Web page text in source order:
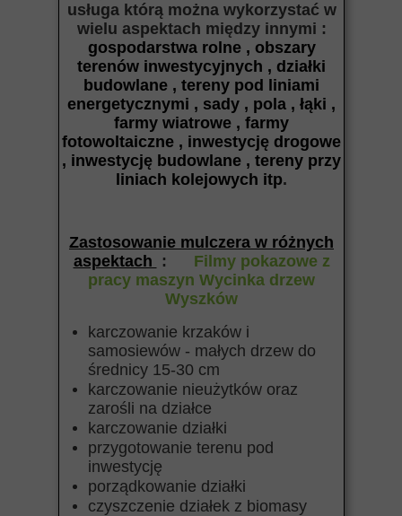
usługa którą można wykorzystać w
wielu aspektach międzyinnymi :
gospodarstwa rolne , obszary
terenów inwestycyjnych , działki
budowlane , tereny pod liniami
energetycznymi , sady , pola , łąki ,
farmy wiatrowe , farmy
fotowoltaiczne , inwestycję drogowe
, inwestycję budowlane , tereny przy
liniach kolejowych itp.
Zastosowanie mulczera w różnych
aspektach
:
Filmy pokazowe z
pracy maszyn Wycinka drzew
Wyszków
karczowanie krzaków i
samosiewów - małych drzew do
średnicy 15-30 cm
karczowanie nieużytków oraz
zarośli na działce
karczowanie działki
przygotowanie terenu pod
inwestycję
porządkowanie działki
czyszczenie działek z biomasy